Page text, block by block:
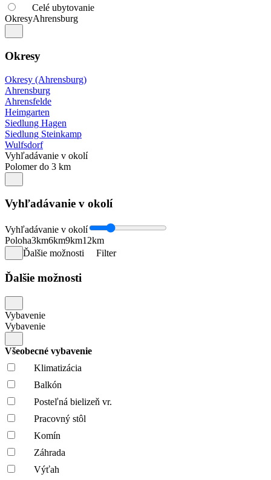
Celé ubytovanie
OkresyAhrensburg
Okresy
Okresy (Ahrensburg)
Ahrensburg
Ahrensfelde
Heimgarten
Siedlung Hagen
Siedlung Steinkamp
Wulfsdorf
Vyhľadávanie v okolí
Polomer do 3 km
Vyhľadávanie v okolí
Vyhľadávanie v okolí
Poloha3km6km9km12km
Ďalšie možnosti
Filter
Ďalšie možnosti
Vybavenie
Vybavenie
Všeobecné vybavenie
Klimatizácia
Balkón
Posteľná bielizeň vr.
Pracovný stôl
Komín
Záhrada
Výťah